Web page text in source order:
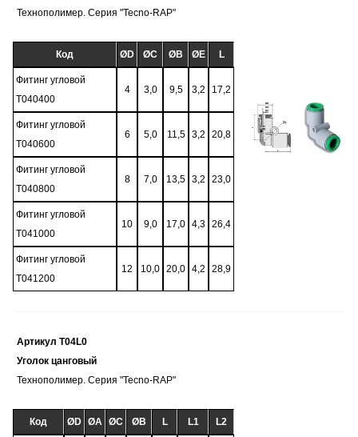
Технополимер. Серия "Tecno-RAP"
Код ØD ØC ØB ØE L
Фитинг угловой
T040400
4 3,0 9,5 3,2 17,2
Фитинг угловой
T040600
6 5,0 11,5 3,2 20,8
Фитинг угловой
T040800
8 7,0 13,5 3,2 23,0
Фитинг угловой
T041000
10 9,0 17,0 4,3 26,4
Фитинг угловой
T041200
12 10,0 20,0 4,2 28,9
Артикул T04L0
Уголок цанговый
Технополимер. Серия "Tecno-RAP"
Код ØD ØA ØC ØB L L1 L2